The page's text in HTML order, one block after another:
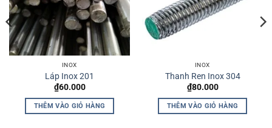
INOX
Láp Inox 201
₫60.000
THÊM VÀO GIỎ HÀNG
INOX
Thanh Ren Inox 304
₫80.000
THÊM VÀO GIỎ HÀNG